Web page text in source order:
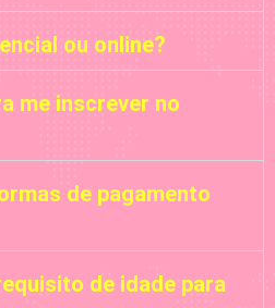
ou online?
me inscrever no
de pagamento
de idade para